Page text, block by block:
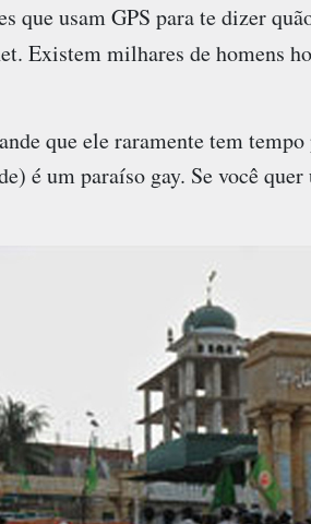
que usam GPS para te dizer
Existem milhares de homens
que ele raramente tem
é um paraíso gay. Se você